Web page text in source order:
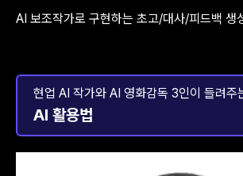
AI 보조작가로 구현하는 초고/대사/피드백 생
현업 AI 작가와 AI 영화감독 3인이 들려주
AI 활용법